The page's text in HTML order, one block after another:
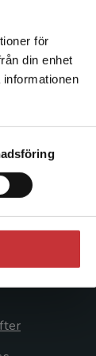
för
din enhet
länkar